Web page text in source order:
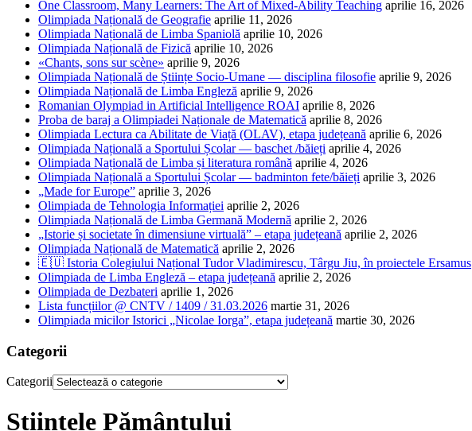
One Classroom, Many Learners: The Art of Mixed-Ability Teaching aprilie 16, 2026
Olimpiada Națională de Geografie aprilie 11, 2026
Olimpiada Națională de Limba Spaniolă aprilie 10, 2026
Olimpiada Națională de Fizică aprilie 10, 2026
«Chants, sons sur scène» aprilie 9, 2026
Olimpiada Națională de Științe Socio-Umane — disciplina filosofie aprilie 9, 2026
Olimpiada Națională de Limba Engleză aprilie 9, 2026
Romanian Olympiad in Artificial Intelligence ROAI aprilie 8, 2026
Proba de baraj a Olimpiadei Naționale de Matematică aprilie 8, 2026
Olimpiada Lectura ca Abilitate de Viață (OLAV), etapa județeană aprilie 6, 2026
Olimpiada Națională a Sportului Școlar — baschet /băieți aprilie 4, 2026
Olimpiada Națională de Limba și literatura română aprilie 4, 2026
Olimpiada Națională a Sportului Școlar — badminton fete/băieți aprilie 3, 2026
„Made for Europe” aprilie 3, 2026
Olimpiada de Tehnologia Informației aprilie 2, 2026
Olimpiada Națională de Limba Germană Modernă aprilie 2, 2026
„Istorie și societate în dimensiune virtuală” – etapa județeană aprilie 2, 2026
Olimpiada Națională de Matematică aprilie 2, 2026
🇪🇺 Istoria Colegiului Național Tudor Vladimirescu, Târgu Jiu, în proiectele Ersamus
Olimpiada de Limba Engleză – etapa județeană aprilie 2, 2026
Olimpiada de Dezbateri aprilie 1, 2026
Lista funcțiilor @ CNTV / 1409 / 31.03.2026 martie 31, 2026
Olimpiada micilor Istorici „Nicolae Iorga”, etapa județeană martie 30, 2026
Categorii
Categorii
Științele Pământului